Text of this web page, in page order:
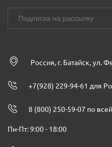
Россия, г. Батайск, ул.
+7(928) 229-94-61 для
8 (800) 250-59-07 по
Пн-Пт: 9:00 - 18:00